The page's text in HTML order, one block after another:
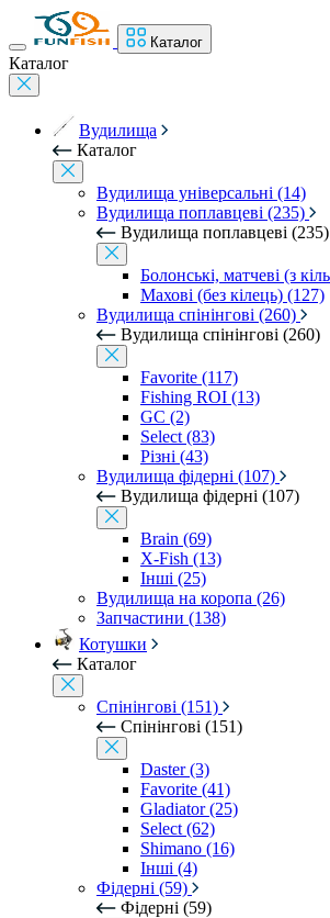
Каталог
Каталог
Вудилища
Каталог
Вудилища універсальні (14)
Вудилища поплавцеві (235)
Вудилища поплавцеві (235)
Болонські, матчеві (з
Махові (без кілець) (127)
Вудилища спінінгові (260)
Вудилища спінінгові (260)
Favorite (117)
Fishing ROI (13)
GC (2)
Select (83)
Різні (43)
Вудилища фідерні (107)
Вудилища фідерні (107)
Brain (69)
X-Fish (13)
Інші (25)
Вудилища на коропа (26)
Запчастини (138)
Котушки
Каталог
Спінінгові (151)
Спінінгові (151)
Daster (3)
Favorite (41)
Gladiator (25)
Select (62)
Shimano (16)
Інші (4)
Фідерні (59)
Фідерні (59)